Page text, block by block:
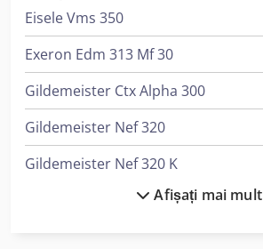
Eisele Vms 350
Exeron Edm 313 Mf 30
Gildemeister Ctx Alpha 300
Gildemeister Nef 320
Gildemeister Nef 320 K
Gildemeister Nef 400Afișați mai mult